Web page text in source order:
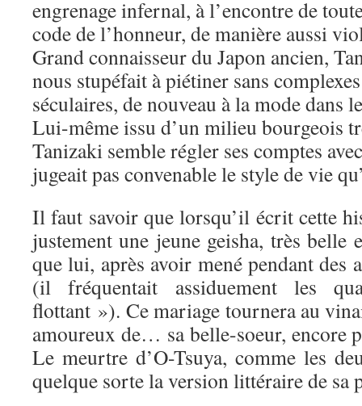
engrenage infernal, à l’encontre de
code de l’honneur, de manière aussi
Grand connaisseur du Japon ancien,
nous stupéfait à piétiner sans
séculaires, de nouveau à la mode dans
Lui-même issu d’un milieu bourgeois
Tanizaki semble régler ses comptes
jugeait pas convenable le style de vie
Il faut savoir que lorsqu’il écrit cette
justement une jeune geisha, très belle
que lui, après avoir mené pendant des
(il fréquentait assiduement les
flottant »). Ce mariage tournera au
amoureux de… sa belle-soeur, encore
Le meurtre d’O-Tsuya, comme les
quelque sorte la version littéraire de sa